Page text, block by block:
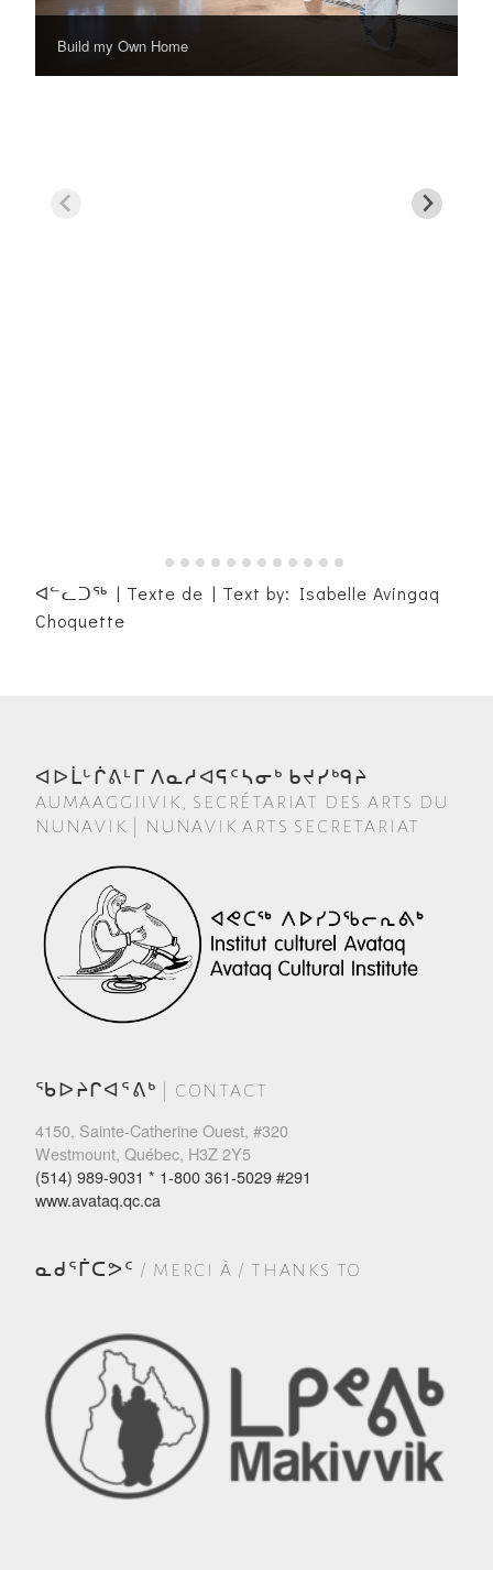
Build my Own Home
ᐊᓪᓚᑐᖅ | Texte de | Text by: Isabelle Avingaq
Choquette
ᐊᐅᒫᒡᒌᕕᒻᒥ ᐱᓇᓱᐊᕋᑦᓴᓂᒃ ᑲᔪᓯᒃᑫᔨ
AUMAAGGIIVIK, SECRÉTARIAT DES ARTS DU
NUNAVIK | NUNAVIK ARTS SECRETARIAT
ᖃᐅᔨᒋᐊᕐᕕᒃ | CONTACT
4150, Sainte-Catherine Ouest, #320
Westmount, Québec, H3Z 2Y5
(514) 989-9031 * 1-800 361-5029 #291
www.avataq.qc.ca
ᓇᑯᕐᒦᑕᕗᑦ / MERCI À / THANKS TO